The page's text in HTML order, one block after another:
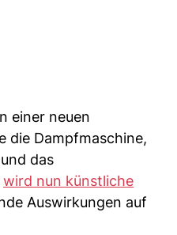
einer neuen
die Dampfmaschine,
das
wird nun künstliche
Auswirkungen auf